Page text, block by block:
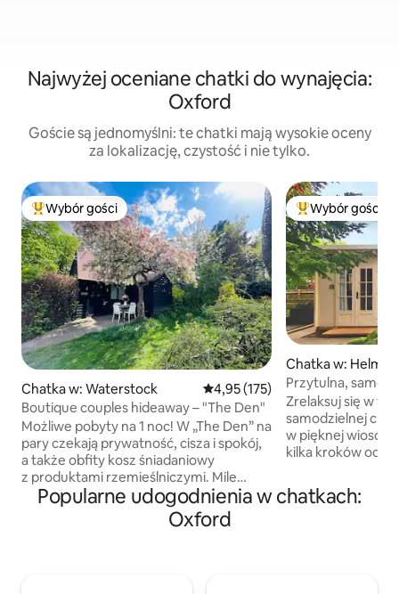
Najwyżej oceniane chatki do wynajęcia:
Oxford
Goście są jednomyślni: te chatki mają wysokie oceny
za lokalizację, czystość i nie tylko.
Najpopularniejsze z kategorii Wybór gości
Wybór gości
Chatka w: Waterstock Średnia ocena: 4,95 na 5, liczba
4,95 (175)
Boutique couples hideaway – "The Den"
Możliwe pobyty na 1 noc! W „The Den” na
pary czekają prywatność, cisza i spokój,
a także obfity kosz śniadaniowy
z produktami rzemieślniczymi. Mile
widziani są również goście podróżujący
w pojedynkę i ich futrzani przyjaciele!
Zaledwie 6 mil od centrum Oksfordu.
Wybór gości
Chatka w:
Przytulna,
od Silverstone
Zrelaksuj się w
samodzielnej
w pięknej wiosce
kilka kroków od
sypialni, salonowi/
z prysznicem i w
Popularne udogodnienia w chatkach:
Oxford